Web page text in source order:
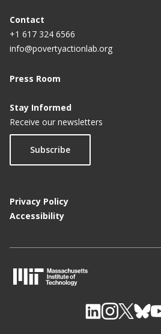
Contact
+1 617 324 6566
info@povertyactionlab.org
Press Room
Stay Informed
Receive our newsletters
Subscribe
Privacy Policy
Accessibility
I